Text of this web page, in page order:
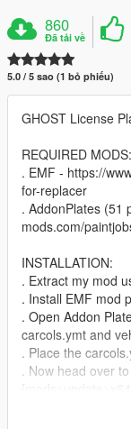
860
Đã tải về
5.0 / 5 sao (1 bỏ phiếu)
GHOST License
REQUIRED MODS:
. EMF - https://
for-replacer
. AddonPlates (51
mods.com/
INSTALLATION:
. Extract my mod
. Install EMF mod
. Open Addon
carcols.ymt and
. Place the
. Now head over to
and place